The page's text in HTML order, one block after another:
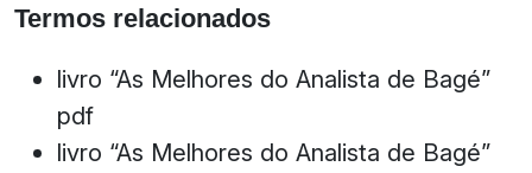
Termos relacionados
livro “As Melhores do Analista de Bagé”
pdf
livro “As Melhores do Analista de Bagé”